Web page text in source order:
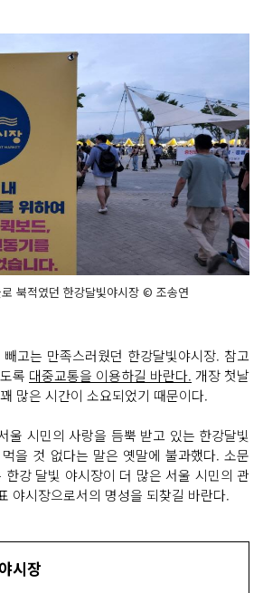
북적였던 한강달빛야시장 © 조송연
고는 만족스러웠던 한강달빛야시장. 참고
록 대중교통을 이용하길 바란다. 개장 첫날
많은 시간이 소요되었기 때문이다.
울 시민의 사랑을 듬뿍 받고 있는 한강달빛
을 것 없다는 말은 옛말에 불과했다. 소문
강 달빛 야시장이 더 많은 서울 시민의 관
야시장으로서의 명성을 되찾길 바란다.
시장